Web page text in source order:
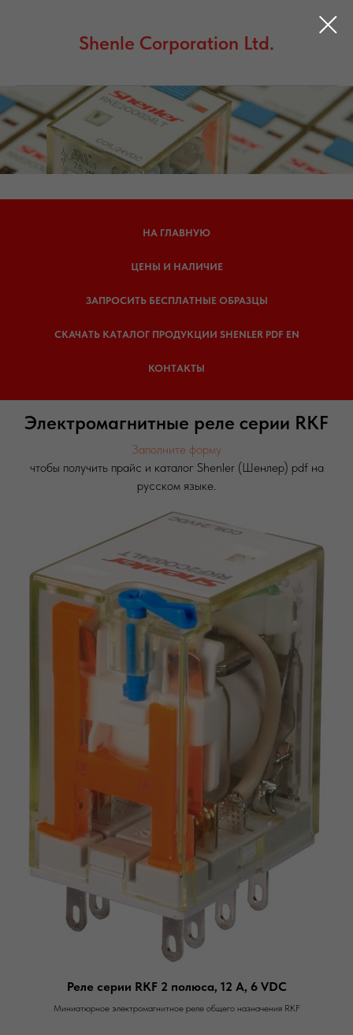
Shenle Corporation Ltd.
НА ГЛАВНУЮ
ЦЕНЫ И НАЛИЧИЕ
ЗАПРОСИТЬ БЕСПЛАТНЫЕ ОБРАЗЦЫ
СКАЧАТЬ КАТАЛОГ ПРОДУКЦИИ SHENLER PDF EN
КОНТАКТЫ
Электромагнитные реле серии RKF
Заполните форму
чтобы получить прайс и каталог Shenler (Шенлер) pdf на
русском языке.
Реле серии RKF 2 полюса, 12 А, 6 VDC
Миниатюрное электромагнитное реле общего назначения RKF